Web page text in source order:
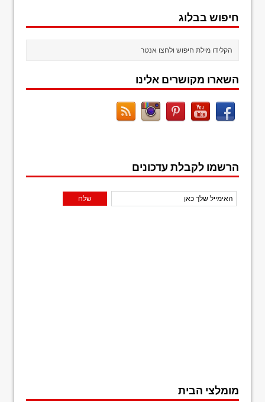
חיפוש בבלוג
השארו מקושרים אלינו
הרשמו לקבלת עדכונים
מומלצי הבית